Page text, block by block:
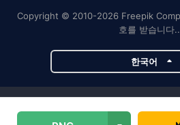
Copyright © 2010-2026 Freepik
호를 받습니다..
한국어